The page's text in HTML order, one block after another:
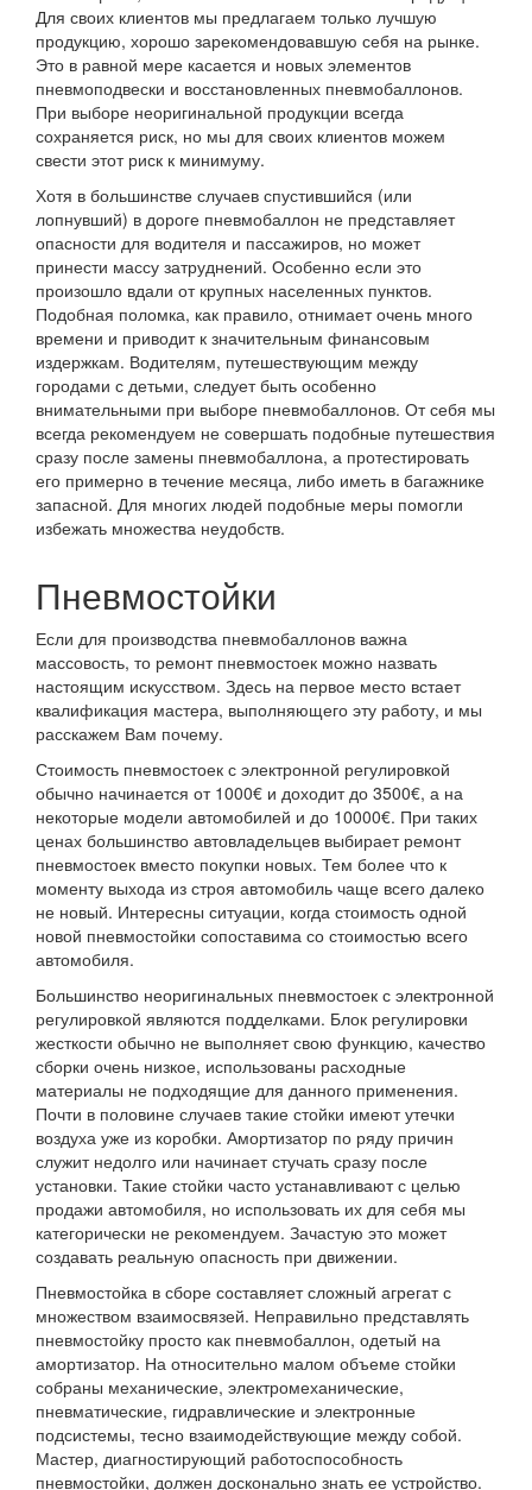
Для своих клиентов мы предлагаем только лучшую
продукцию, хорошо зарекомендовавшую себя на рынке.
Это в равной мере касается и новых элементов
пневмоподвески и восстановленных пневмобаллонов.
При выборе неоригинальной продукции всегда
сохраняется риск, но мы для своих клиентов можем
свести этот риск к минимуму.
Хотя в большинстве случаев спустившийся (или
лопнувший) в дороге пневмобаллон не представляет
опасности для водителя и пассажиров, но может
принести массу затруднений. Особенно если это
произошло вдали от крупных населенных пунктов.
Подобная поломка, как правило, отнимает очень много
времени и приводит к значительным финансовым
издержкам. Водителям, путешествующим между
городами с детьми, следует быть особенно
внимательными при выборе пневмобаллонов. От себя мы
всегда рекомендуем не совершать подобные путешествия
сразу после замены пневмобаллона, а протестировать
его примерно в течение месяца, либо иметь в багажнике
запасной. Для многих людей подобные меры помогли
избежать множества неудобств.
Пневмостойки
Если для производства пневмобаллонов важна
массовость, то ремонт пневмостоек можно назвать
настоящим искусством. Здесь на первое место встает
квалификация мастера, выполняющего эту работу, и мы
расскажем Вам почему.
Стоимость пневмостоек с электронной регулировкой
обычно начинается от 1000€ и доходит до 3500€, а на
некоторые модели автомобилей и до 10000€. При таких
ценах большинство автовладельцев выбирает ремонт
пневмостоек вместо покупки новых. Тем более что к
моменту выхода из строя автомобиль чаще всего далеко
не новый. Интересны ситуации, когда стоимость одной
новой пневмостойки сопоставима со стоимостью всего
автомобиля.
Большинство неоригинальных пневмостоек с электронной
регулировкой являются подделками. Блок регулировки
жесткости обычно не выполняет свою функцию, качество
сборки очень низкое, использованы расходные
материалы не подходящие для данного применения.
Почти в половине случаев такие стойки имеют утечки
воздуха уже из коробки. Амортизатор по ряду причин
служит недолго или начинает стучать сразу после
установки. Такие стойки часто устанавливают с целью
продажи автомобиля, но использовать их для себя мы
категорически не рекомендуем. Зачастую это может
создавать реальную опасность при движении.
Пневмостойка в сборе составляет сложный агрегат с
множеством взаимосвязей. Неправильно представлять
пневмостойку просто как пневмобаллон, одетый на
амортизатор. На относительно малом объеме стойки
собраны механические, электромеханические,
пневматические, гидравлические и электронные
подсистемы, тесно взаимодействующие между собой.
Мастер, диагностирующий работоспособность
пневмостойки, должен досконально знать ее устройство.